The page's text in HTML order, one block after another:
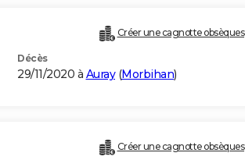
Créer une cagnotte obsèques
Décès
29/11/2020 à Auray(Morbihan)
Créer une cagnotte obsèques